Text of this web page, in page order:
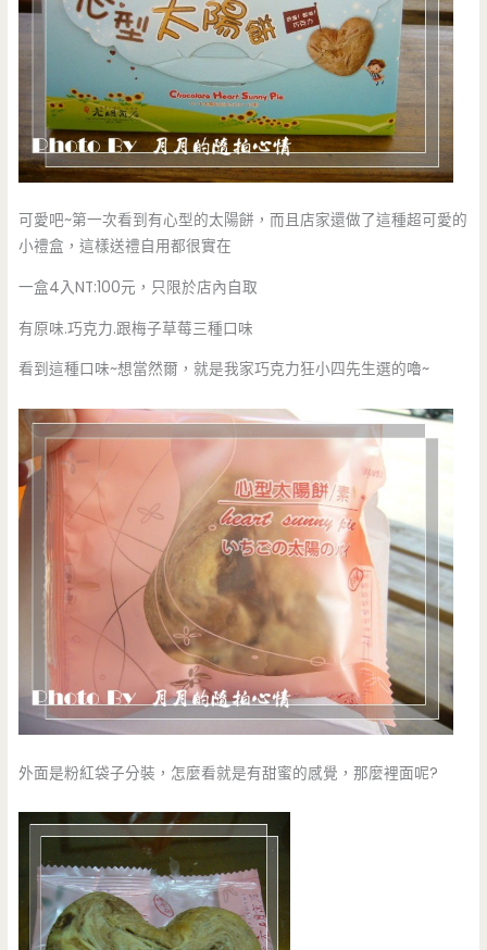
可愛吧~第一次看到有心型的太陽餅，而且店家還做了這種超可愛的
小禮盒，這樣送禮自用都很實在
一盒4入NT:100元，只限於店內自取
有原味.巧克力.跟梅子草莓三種口味
看到這種口味~想當然爾，就是我家巧克力狂小四先生選的嚕~
外面是粉紅袋子分裝，怎麼看就是有甜蜜的感覺，那麼裡面呢?